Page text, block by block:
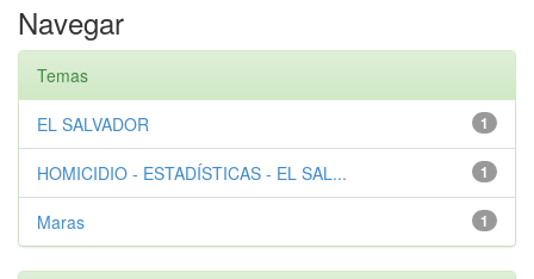
Navegar
Temas
1
EL SALVADOR
1
HOMICIDIO - ESTADÍSTICAS - EL SAL...
1
Maras